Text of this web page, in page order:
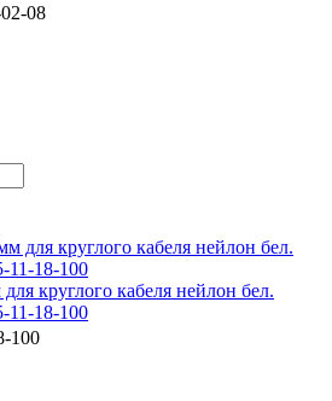
08
круглого кабеля нейлон бел.
18-100
100